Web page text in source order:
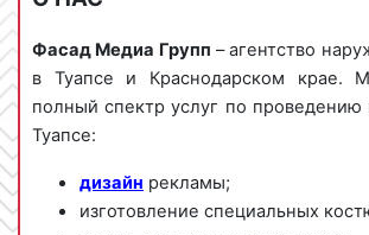
Фасад Медиа Групп – агентство
в Туапсе и Краснодарском крае.
полный спектр услуг по проведению
Туапсе:
дизайн рекламы;
изготовление специальных